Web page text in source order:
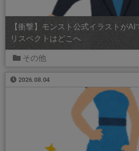
【衝撃】モンスト公式イラストが
リスペクトはどこへ
その他
2026.08.04